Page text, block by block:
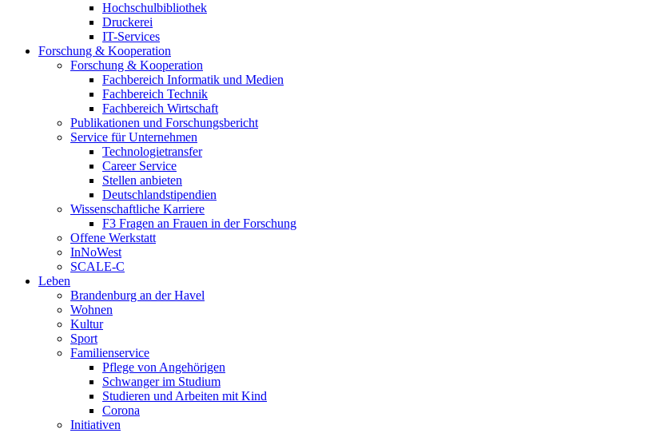
Hochschulbibliothek
Druckerei
IT-Services
Forschung & Kooperation
Forschung & Kooperation
Fachbereich Informatik und Medien
Fachbereich Technik
Fachbereich Wirtschaft
Publikationen und Forschungsbericht
Service für Unternehmen
Technologietransfer
Career Service
Stellen anbieten
Deutschlandstipendien
Wissenschaftliche Karriere
F3 Fragen an Frauen in der Forschung
Offene Werkstatt
InNoWest
SCALE-C
Leben
Brandenburg an der Havel
Wohnen
Kultur
Sport
Familienservice
Pflege von Angehörigen
Schwanger im Studium
Studieren und Arbeiten mit Kind
Corona
Initiativen